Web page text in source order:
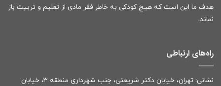
هدف ما این است که هیچ کودکی به خاطر فقر مادی از تعلیم و تربیت باز
نماند.
راه‌های ارتباطی
نشانی: تهران، خیابان دکتر شریعتی، جنب شهرداری منطقه ۳، خیابان